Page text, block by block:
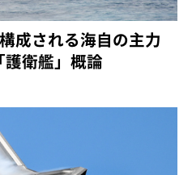
成される海自の主力
衛艦」概論